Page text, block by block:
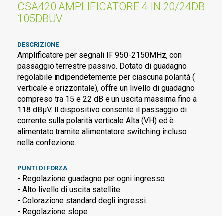
CSA420 AMPLIFICATORE 4 IN 20/24DB
105DBUV
DESCRIZIONE
Amplificatore per segnali IF 950-2150MHz, con
passaggio terrestre passivo. Dotato di guadagno
regolabile indipendetemente per ciascuna polarità (
verticale e orizzontale), offre un livello di guadagno
compreso tra 15 e 22 dB e un uscita massima fino a
118 dBµV. Il dispositivo consente il passaggio di
corrente sulla polarità verticale Alta (VH) ed è
alimentato tramite alimentatore switching incluso
nella confezione.
PUNTI DI FORZA
- Regolazione guadagno per ogni ingresso
- Alto livello di uscita satellite
- Colorazione standard degli ingressi.
- Regolazione slope